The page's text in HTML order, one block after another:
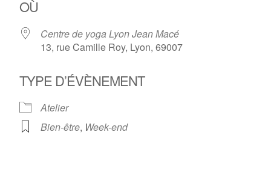
OÙ
Centre de yoga Lyon Jean Macé
13, rue Camille Roy, Lyon, 69007
TYPE D’ÉVÈNEMENT
Atelier
Bien-être, Week-end